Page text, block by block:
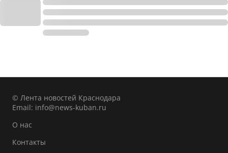
© Лента новостей Краснодара
Email: info@news-kuban.ru
О нас
Контакты